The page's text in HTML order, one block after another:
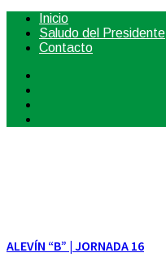
Inicio
Saludo del Presidente
Contacto
ALEVÍN “B” | JORNADA 16